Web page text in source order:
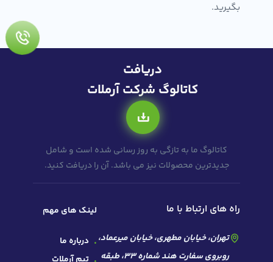
بگیرید.
دریافت
کاتالوگ شرکت آرملات
کاتالوگ ما به تازگی به روز رسانی شده است و شامل
جدیدترین محصولات نیز می باشد. آن را دریافت کنید.
راه های ارتباط با ما
تهران، خیابان مطهری، خیابان میرعماد،
روبروی سفارت هند شماره 33، طبقه
لینک های مهم
درباره ما